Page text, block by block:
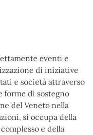
eventi e
di iniziative
e società attraverso
forme di sostegno
del Veneto nella
si occupa della
e della